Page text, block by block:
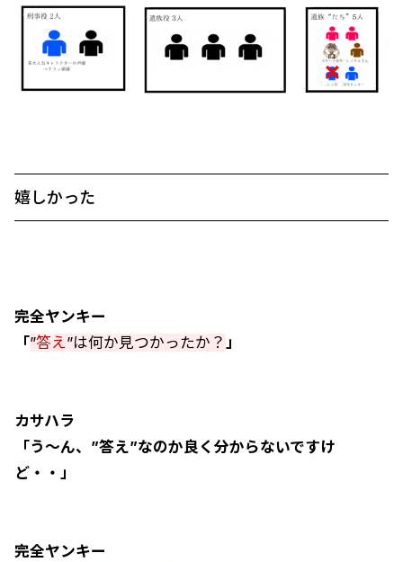
嬉しかった
完全ヤンキー
「”答え”は何か見つかったか？ 」
カサハラ
「う～ん、”答え”なのか良く分からないですけ
ど・・」
完全ヤンキー